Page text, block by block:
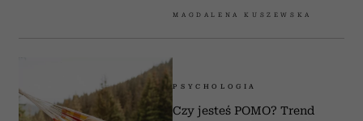
MAGDALENA KUSZEWSKA
PSYCHOLOGIA
Czy jesteś POMO? Trend